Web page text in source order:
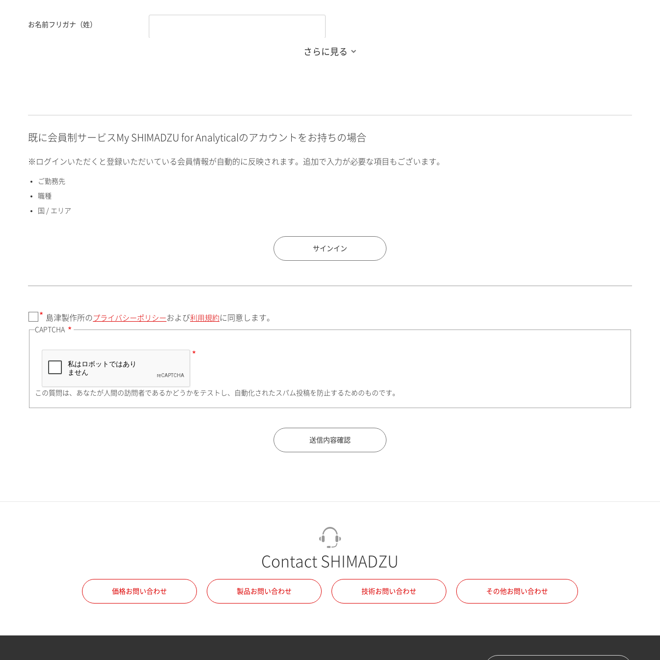
お名前フリガナ（姓）
英数）
国 / エリア
住所検索
都道府県（勤務先）
町名・番地（勤務先）
所属部署
さらに見る
既に会員制サービスMy SHIMADZU for Analyticalのアカウントをお持ちの場合
※ログインいただくと登録いただいている会員情報が自動的に反映されます。追加で入力が必要な項目もございます。
ご勤務先
職種
国 / エリア
サインイン
島津製作所の プライバシーポリシー および利用規約 に同意します。
CAPTCHA
この質問は、あなたが人間の訪問者であるかどうかをテストし、自動化されたスパム投稿を防止するためのものです。
Contact SHIMADZU
価格お問い合わせ 製品お問い合わせ 技術お問い合わせ その他お問い合わせ